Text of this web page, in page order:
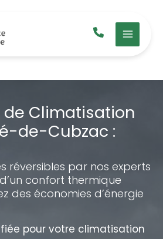
Climatisation
de-Cubzac :
réversibles par nos experts
confort thermique
des économies d’énergie
pour votre climatisation